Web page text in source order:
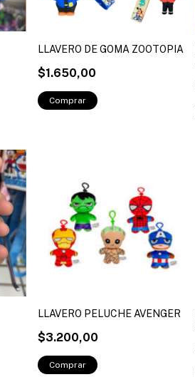
LLAVERO DE GOMA ZOOTOPIA
$1.650,00
LLAVERO PELUCHE AVENGER
$3.200,00